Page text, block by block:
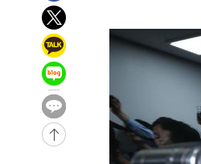
1시간 전 >
1시간 전 >
외신들도 주목한 韓축구
1시간 전 >
11시간 압수수색에 성접
1시간 전 >
[속보]규제합리화위원회
후임
-24131초 전 >
이강인, 폭염 속 AT
-21270초 전 >
미 사업체 일자리, 7
하향수정 (2보)
[속보] 미 사업체, 일